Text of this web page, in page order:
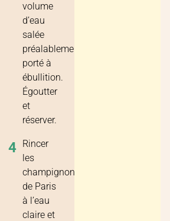
volume
d’eau
salée
préalablement
porté à
ébullition.
Égoutter
et
réserver.
4 Rincer
les
champignons
de Paris
à l’eau
claire et